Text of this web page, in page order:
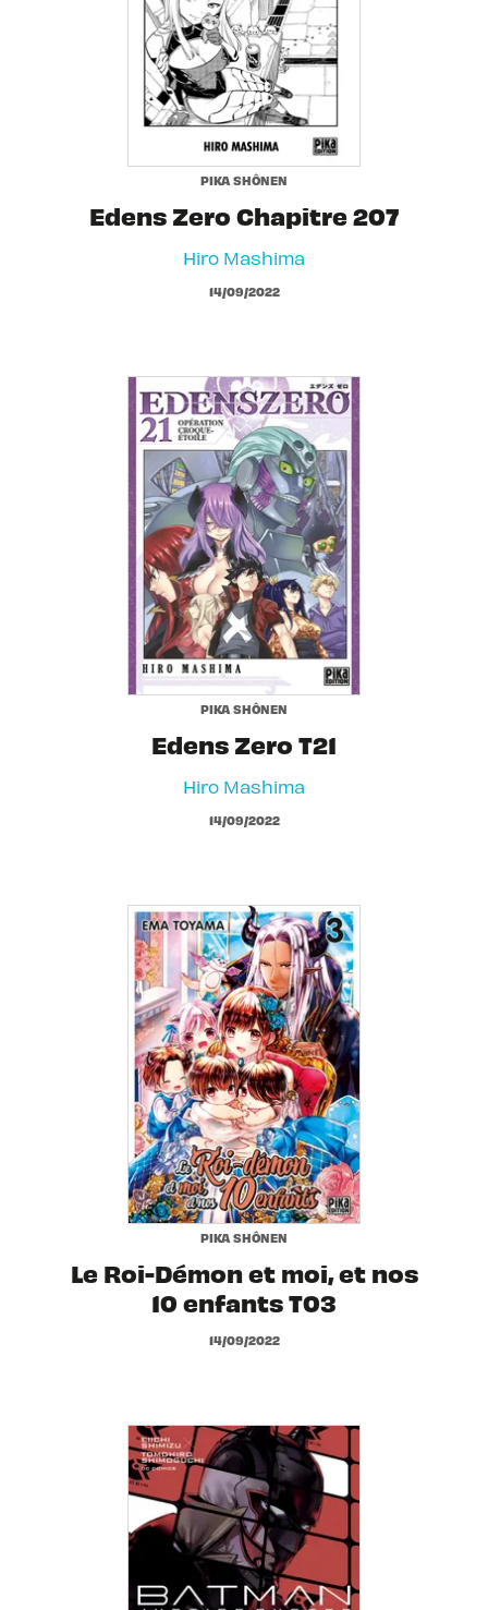
PIKA SHÔNEN
Edens Zero Chapitre 207
Hiro Mashima
14/09/2022
PIKA SHÔNEN
Edens Zero T21
Hiro Mashima
14/09/2022
PIKA SHÔNEN
Le Roi-Démon et moi, et nos
10 enfants T03
14/09/2022